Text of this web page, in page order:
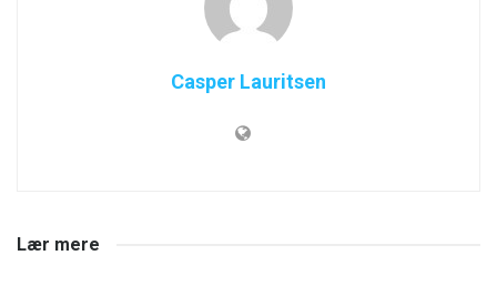
Casper Lauritsen
Lær mere